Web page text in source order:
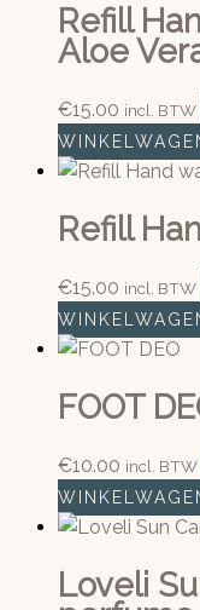
Refill
Aloe
€15.00 incl. BTW
Refill
€15.00 incl. BTW
FOOT
€10.00 incl. BTW
Loveli